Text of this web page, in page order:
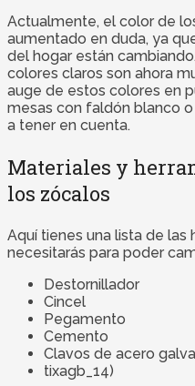
Actualmente, el color de
aumentado en duda, ya
del hogar están
colores claros son ahora
auge de estos colores en
mesas con faldón blanco
a tener en cuenta.
Materiales y
los zócalos
Aquí tienes una lista de las
necesitarás para poder
Destornillador
Cincel
Pegamento
Cemento
Clavos de acero
tixagb_14)